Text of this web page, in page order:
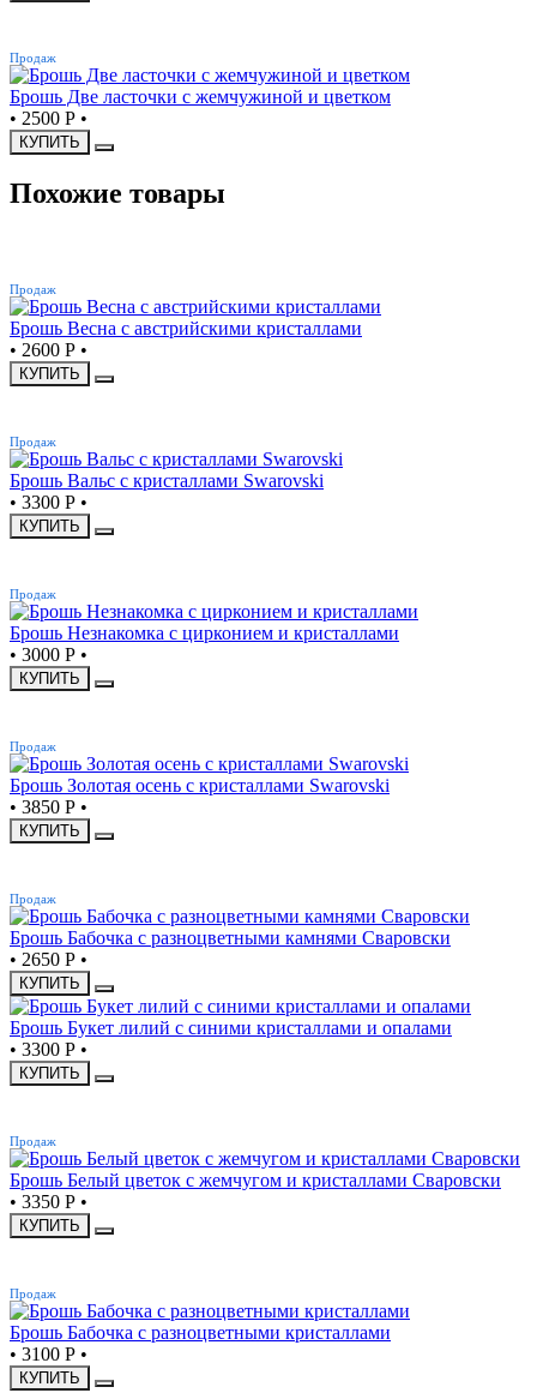
Продаж
Брошь Две ласточки с жемчужиной и цветком
• 2500 Р •
КУПИТЬ
Похожие товары
Продаж
Брошь Весна с австрийскими кристаллами
• 2600 Р •
КУПИТЬ
Продаж
Брошь Вальс с кристаллами Swarovski
• 3300 Р •
КУПИТЬ
Продаж
Брошь Незнакомка с цирконием и кристаллами
• 3000 Р •
КУПИТЬ
Продаж
Брошь Золотая осень с кристаллами Swarovski
• 3850 Р •
КУПИТЬ
Продаж
Брошь Бабочка с разноцветными камнями Сваровски
• 2650 Р •
КУПИТЬ
Брошь Букет лилий с синими кристаллами и опалами
• 3300 Р •
КУПИТЬ
Продаж
Брошь Белый цветок с жемчугом и кристаллами Сваровски
• 3350 Р •
КУПИТЬ
Продаж
Брошь Бабочка с разноцветными кристаллами
• 3100 Р •
КУПИТЬ